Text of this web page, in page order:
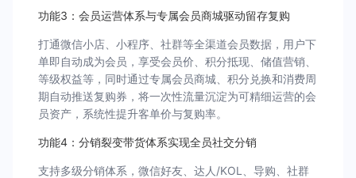
功能3：会员运营体系与专属会员商城驱动留存复购
打通微信小店、小程序、社群等全渠道会员数据，用户下
单即自动成为会员，享受会员价、积分抵现、储值营销、
等级权益等，同时通过专属会员商城、积分兑换和消费周
期自动推送复购券，将一次性流量沉淀为可精细运营的会
员资产，系统性提升客单价与复购率。
功能4：分销裂变带货体系实现全员社交分销
支持多级分销体系，微信好友、达人/KOL、导购、社群